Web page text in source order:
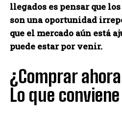
llegados es pensar que
son una oportunidad
que el mercado aún está
puede estar por venir.
¿Comprar
Lo que